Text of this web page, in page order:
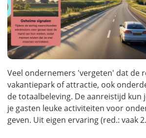
Veel ondernemers 'vergeten' dat de
vakantiepark of attractie, ook
de totaalbeleving. De aanreistijd kun
je gasten leuke activiteiten voor
geven. Uit eigen ervaring (red.: vaak